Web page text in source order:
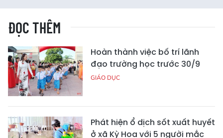
ĐỌC THÊM
Hoàn thành việc bố trí lãnh
đạo trường học trước 30/9
GIÁO DỤC
Phát hiện ổ dịch sốt xuất huyết
ở xã Kỳ Hoa với 5 người mắc